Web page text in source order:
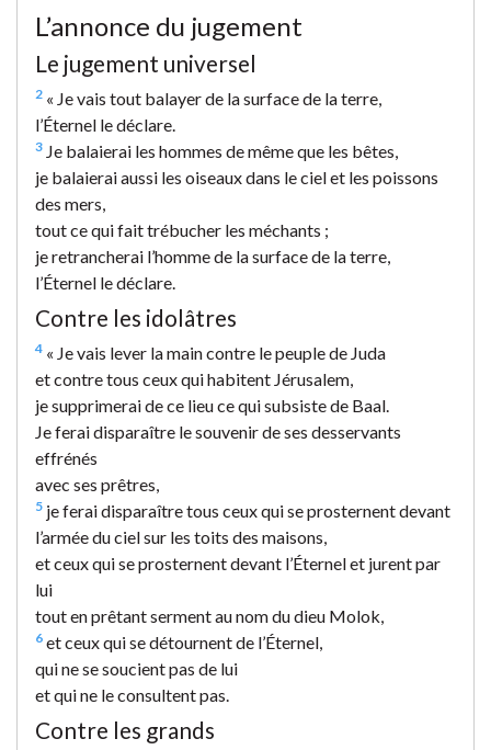
L’annonce du jugement
Le jugement universel
2 « Je vais tout balayer de la surface de la terre,
l’Éternel le déclare.
3 Je balaierai les hommes de même que les bêtes,
je balaierai aussi les oiseaux dans le ciel et les poissons
des mers,
tout ce qui fait trébucher les méchants ;
je retrancherai l’homme de la surface de la terre,
l’Éternel le déclare.
Contre les idolâtres
4 « Je vais lever la main contre le peuple de Juda
et contre tous ceux qui habitent Jérusalem,
je supprimerai de ce lieu ce qui subsiste de Baal.
Je ferai disparaître le souvenir de ses desservants
effrénés
avec ses prêtres,
5 je ferai disparaître tous ceux qui se prosternent devant
l’armée du ciel sur les toits des maisons,
et ceux qui se prosternent devant l’Éternel et jurent par
lui
tout en prêtant serment au nom du dieu Molok,
6 et ceux qui se détournent de l’Éternel,
qui ne se soucient pas de lui
et qui ne le consultent pas.
Contre les grands